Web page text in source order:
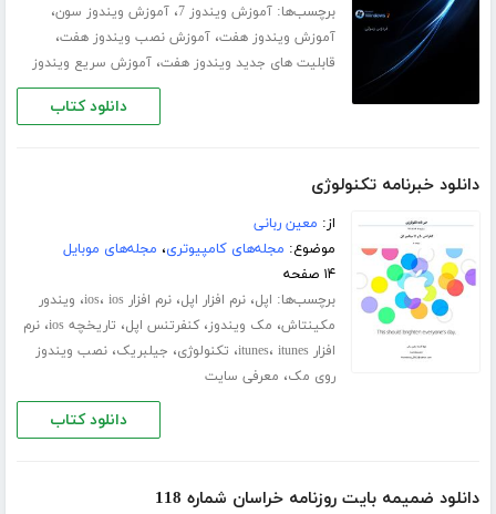
برچسب‌ها:آموزش ویندوز 7 ،آموزش ویندوز سون،
آموزش ویندوز هفت،آموزش نصب ویندوز هفت،
قابلیت های جدید ویندوز هفت،آموزش سریع ویندوز
دانلود کتاب
دانلود خبرنامه تکنولوژی
از: معین ربانی
موضوع: مجله‌های کامپیوتری، مجله‌های موبایل
۱۴ صفحه
برچسب‌ها: اپل،نرم افزار اپل،نرم افزار ios ، ios ، ویندور
مکینتاش، مک ویندوز،کنفرتنس اپل، تاریخچه ios ،نرم
افزار itunes
، itunes ، تکنولوژی، جیلبریک،نصب ویندوز
روی مک، معرفی سایت
دانلود کتاب
دانلود ضمیمه بایت روزنامه خراسان شماره 118